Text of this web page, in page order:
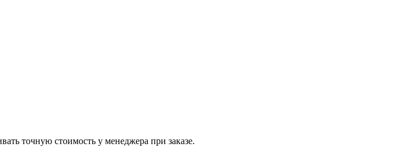
точную стоимость у менеджера при заказе.